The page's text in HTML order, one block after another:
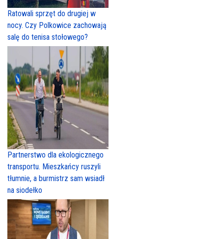
Ratowali sprzęt do drugiej w
nocy. Czy Polkowice zachowają
salę do tenisa stołowego?
Partnerstwo dla ekologicznego
transportu. Mieszkańcy ruszyli
tłumnie, a burmistrz sam wsiadł
na siodełko